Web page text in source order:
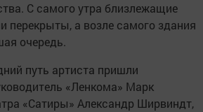
С самого утра близлежащие
перекрыты, а возле самого здания
очередь.
путь артиста пришли
«Ленкома» Марк
«Сатиры» Александр Ширвиндт,